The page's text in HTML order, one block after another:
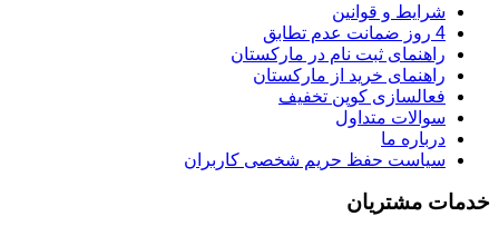
شرایط و قوانین
4 روز ضمانت عدم تطابق
راهنمای ثبت نام در مارکستان
راهنمای خرید از مارکستان
فعالسازی کوپن تخفیف
سوالات متداول
درباره ما
سیاست حفظ حریم شخصی کاربران
خدمات مشتریان